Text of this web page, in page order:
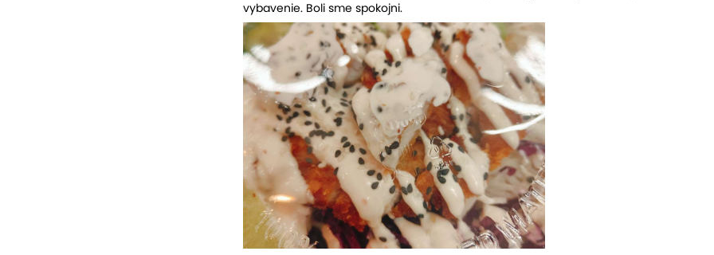
vybavenie. Boli sme spokojni.